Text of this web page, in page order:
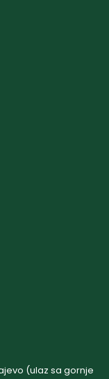
(ulaz sa gornje